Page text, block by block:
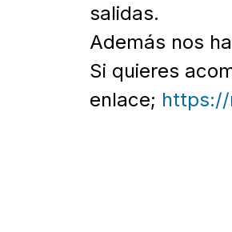
salidas.
Además nos
Si quieres
enlace;